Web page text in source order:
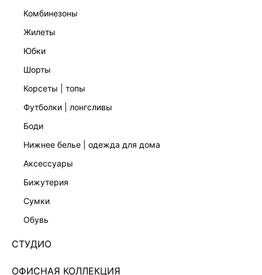
комбинезоны
жилеты
юбки
шорты
корсеты | топы
футболки | лонгсливы
боди
нижнее белье | одежда для дома
аксессуары
бижутерия
сумки
обувь
СТУДИО
ОФИСНАЯ КОЛЛЕКЦИЯ
4358614516-54